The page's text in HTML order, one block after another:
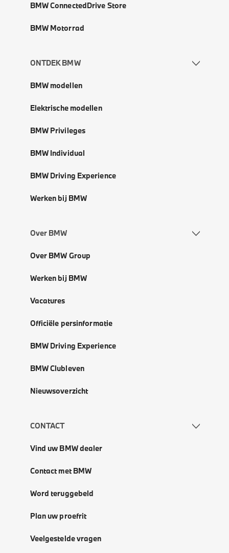
BMW ConnectedDrive Store
BMW Motorrad
ONTDEK BMW
BMW modellen
Elektrische modellen
BMW Privileges
BMW Individual
BMW Driving Experience
Werken bij BMW
Over BMW
Over BMW Group
Werken bij BMW
Vacatures
Officiële persinformatie
BMW Driving Experience
BMW Clubleven
Nieuwsoverzicht
CONTACT
Vind uw BMW dealer
Contact met BMW
Word teruggebeld
Plan uw proefrit
Veelgestelde vragen